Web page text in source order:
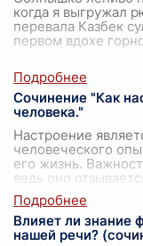
когда я выгружал
перевала Казбек
первом вдохе
Сочинение "Как
человека."
Настроение
человеческого
его жизнь.
ведь оно
Влияет ли знание
нашей речи?